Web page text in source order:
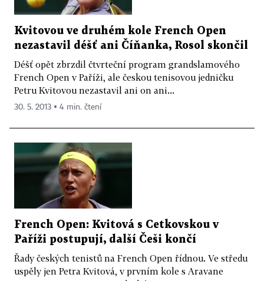
Kvitovou ve druhém kole French Open
nezastavil déšť ani Číňanka, Rosol skončil
Déšť opět zbrzdil čtvrteční program grandslamového
French Open v Paříži, ale českou tenisovou jedničku
Petru Kvitovou nezastavil ani on ani...
30. 5. 2013 ▪ 4 min. čtení
French Open: Kvitová s Cetkovskou v
Paříži postupují, další Češi končí
Řady českých tenistů na French Open řídnou. Ve středu
uspěly jen Petra Kvitová, v prvním kole s Aravane